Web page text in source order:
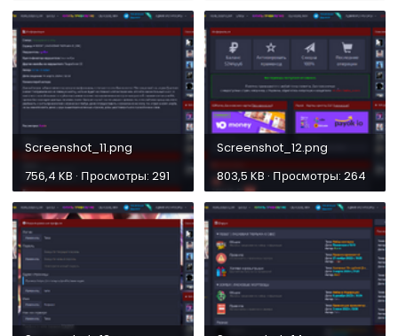
Screenshot_11.png
756,4 KB · Просмотры: 291
Screenshot_12.png
803,5 KB · Просмотры: 264